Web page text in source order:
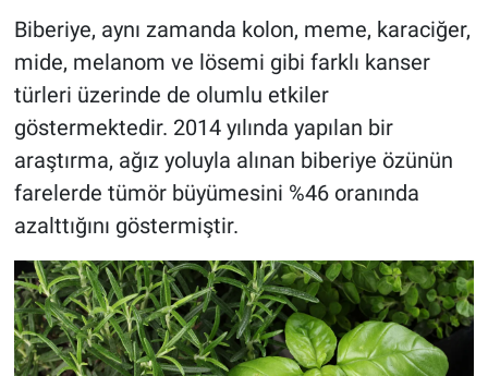
Biberiye, aynı zamanda kolon, meme, karaciğer,
mide, melanom ve lösemi gibi farklı kanser
türleri üzerinde de olumlu etkiler
göstermektedir. 2014 yılında yapılan bir
araştırma, ağız yoluyla alınan biberiye özünün
farelerde tümör büyümesini %46 oranında
azalttığını göstermiştir.